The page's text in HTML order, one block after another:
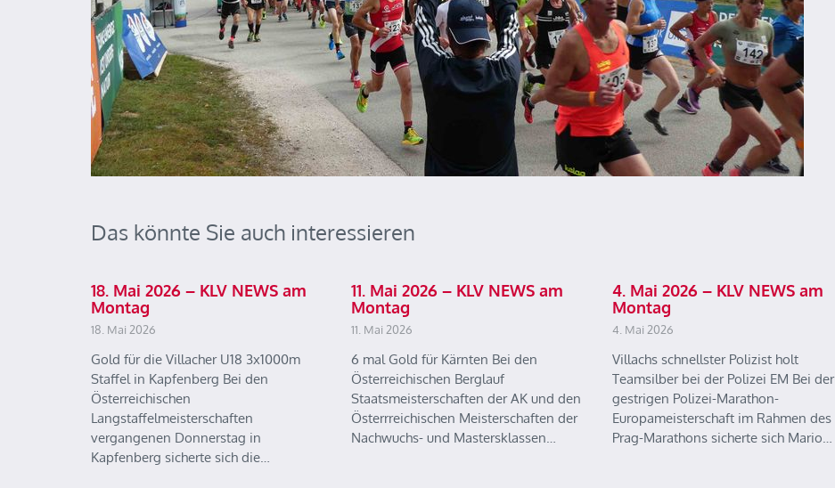
Das könnte Sie auch interessieren
18. Mai 2026 – KLV NEWS am
Montag
18. Mai 2026
Gold für die Villacher U18 3x1000m
Staffel in Kapfenberg Bei den
Österreichischen
Langstaffelmeisterschaften
vergangenen Donnerstag in
Kapfenberg sicherte sich die…
11. Mai 2026 – KLV NEWS am
Montag
11. Mai 2026
6 mal Gold für Kärnten Bei den
Österreichischen Berglauf
Staatsmeisterschaften der AK und den
Österrreichischen Meisterschaften der
Nachwuchs- und Mastersklassen…
4. Mai 2026 – KLV NEWS am
Montag
4. Mai 2026
Villachs schnellster Polizist holt
Teamsilber bei der Polizei EM Bei der
gestrigen Polizei-Marathon-
Europameisterschaft im Rahmen des
Prag-Marathons sicherte sich Mario…